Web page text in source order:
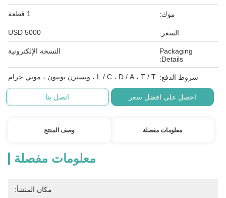
موك: 1 قطعة
السعر: 5000 USD
Packaging
Details:
النسخة الإلكترونية
شروط الدفع: L / C ، D / A ، T / T ، ويسترن يونيون ، موني جرام
احصل على افضل سعر اتصل بنا
معلومات مفصلة وصف المنتج
معلومات مفصلة
مكان المنشأ: